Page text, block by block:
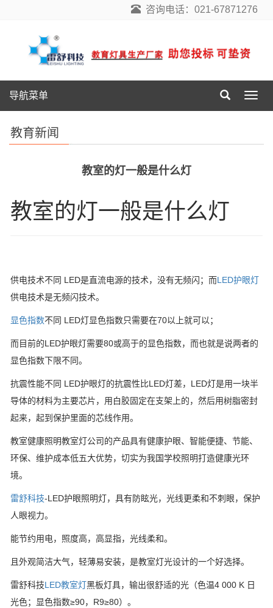
咨询电话：021-67871276
导
航
导航菜单
教育新闻
教室的灯一般是什么灯
教室的灯一般是什么灯
供电技术不同 LED是直流电源的技术，没有无频闪；而LED护眼灯
供电技术是无频闪技术。
显色指数不同 LED灯显色指数只需要在70以上就可以；
而目前的LED护眼灯需要80或高于的显色指数，而也就是说两者的
显色指数下限不同。
抗震性能不同 LED护眼灯的抗震性比LED灯差，LED灯是用一块半
导体的材料为主要芯片，用白胶固定在支架上的，然后用树脂密封
起来，起到保护里面的芯线作用。
教室健康照明教室灯公司的产品具有健康护眼、智能便捷、节能、
环保、维护成本低五大优势，切实为我国学校照明打造健康光环
境。
雷舒科技-LED护眼照明灯，具有防眩光，光线更柔和不刺眼，保护
人眼视力。
能节约用电，照度高，高显指，光线柔和。
且外观简洁大气，轻薄易安装，是教室灯光设计的一个好选择。
雷舒科技LED教室灯黑板灯具，输出很舒适的光（色温4 000 K 日
光色；显色指数≥90，R9≥80）。